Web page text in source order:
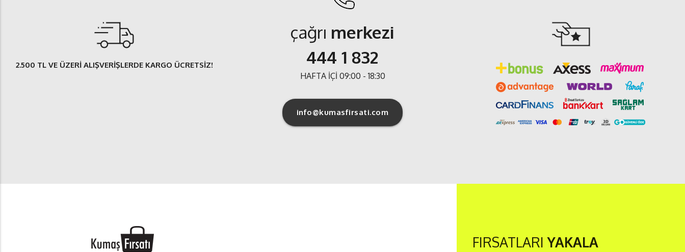
2.500 TLVE ÜZERİ ALIŞVERİŞLERDE KARGO ÜCRETSİZ!
çağrı merkezi
444 1 832
HAFTA İÇİ 09:00 - 18:30
info@kumasfirsati.com
FIRSATLARIYAKALA